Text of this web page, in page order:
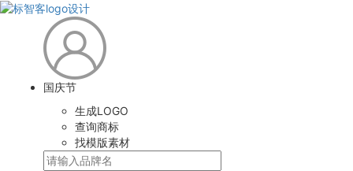
国庆节
生成LOGO
查询商标
找模版素材